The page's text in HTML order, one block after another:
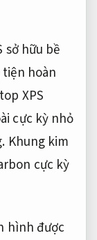
sở hữu bề
hoàn
XPS
cực kỳ nhỏ
Khung kim
cực kỳ
hình được